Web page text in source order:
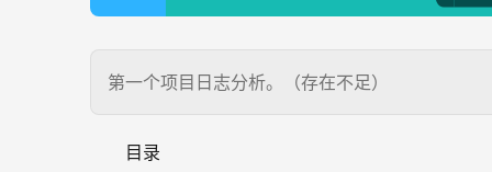
第一个项目日志分析。（存在不足）
目录